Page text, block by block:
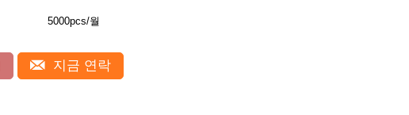
5000pcs/월
지금 연락